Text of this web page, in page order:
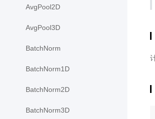
AvgPool2D
AvgPool3D
BatchNorm
BatchNorm1D
BatchNorm2D
BatchNorm3D